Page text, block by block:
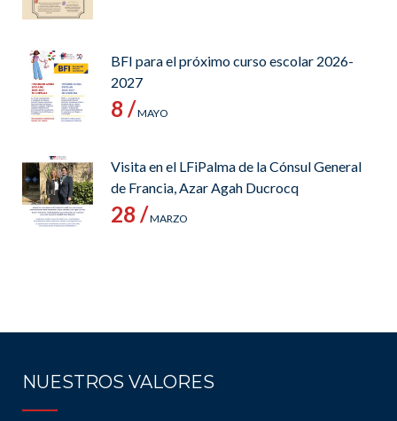
BFI para el próximo curso escolar 2026-
2027
8 /MAYO
Visita en el LFiPalma de la Cónsul General
de Francia, Azar Agah Ducrocq
28 /MARZO
NUESTROS VALORES